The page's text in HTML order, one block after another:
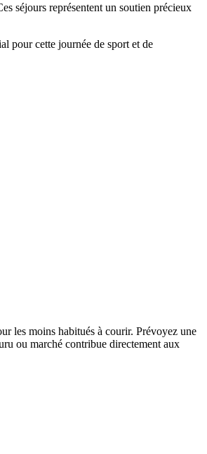
séjours représentent un soutien précieux
pour cette journée de sport et de
les moins habitués à courir. Prévoyez une
ou marché contribue directement aux